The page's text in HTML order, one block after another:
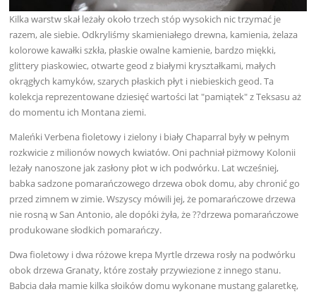
Kilka warstw skał leżały około trzech stóp wysokich nic trzymać je
razem, ale siebie. Odkryliśmy skamieniałego drewna, kamienia, żelaza
kolorowe kawałki szkła, płaskie owalne kamienie, bardzo miękki,
glittery piaskowiec, otwarte geod z białymi kryształkami, małych
okrągłych kamyków, szarych płaskich płyt i niebieskich geod. Ta
kolekcja reprezentowane dziesięć wartości lat "pamiątek" z Teksasu aż
do momentu ich Montana ziemi.
Maleńki Verbena fioletowy i zielony i biały Chaparral były w pełnym
rozkwicie z milionów nowych kwiatów. Oni pachniał piżmowy Kolonii
leżały nanoszone jak zasłony płot w ich podwórku. Lat wcześniej,
babka sadzone pomarańczowego drzewa obok domu, aby chronić go
przed zimnem w zimie. Wszyscy mówili jej, że pomarańczowe drzewa
nie rosną w San Antonio, ale dopóki żyła, że ??drzewa pomarańczowe
produkowane słodkich pomarańczy.
Dwa fioletowy i dwa różowe krepa Myrtle drzewa rosły na podwórku
obok drzewa Granaty, które zostały przywiezione z innego stanu.
Babcia dała mamie kilka słoików domu wykonane mustang galaretkę,